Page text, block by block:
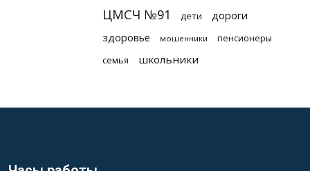
ЦМСЧ №91 дети
дороги
здоровье
мошенники пенсионеры
семья школьники